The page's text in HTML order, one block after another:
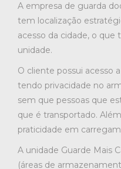
A empresa de guarda
tem localização
acesso da cidade, o que
unidade.
O cliente possui acesso
tendo privacidade no
sem que pessoas que
que é transportado.
praticidade em
A unidade Guarde Mais
(áreas de